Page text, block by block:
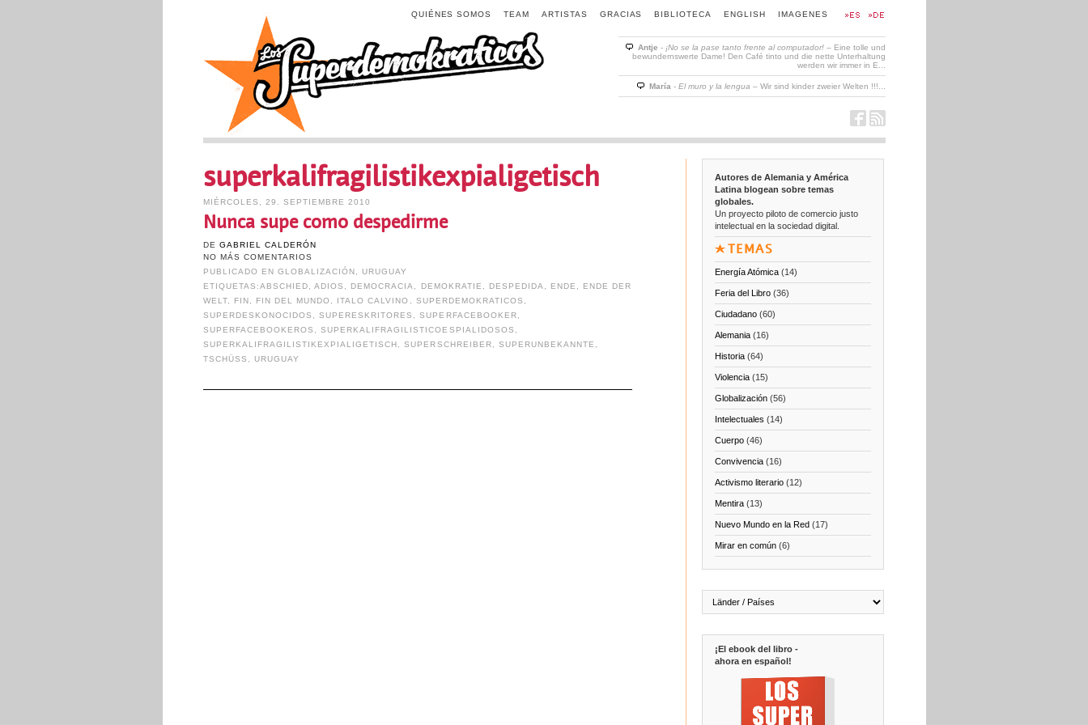
IMAGENES
ENGLISH
BIBLIOTECA
GRACIAS
ARTISTAS
TEAM
QUIÉNES SOMOS
Antje - ¡No se la pase tanto frente al computador!– Eine tolle und
bewundernswerte Dame! Den Café tinto und die nette Unterhaltung
werden wir immer in E...
María - El muro y la lengua – Wir sind kinder zweier Welten !!!...
superkalifragilistikexpialigetisch
MIÉRCOLES, 29. SEPTIEMBRE 2010
Nunca supe como despedirme
DE GABRIEL CALDERÓN
NO MÁS COMENTARIOS
PUBLICADO EN GLOBALIZACIÓN ,URUGUAY
ETIQUETAS:ABSCHIED ,ADIOS DEMOCRACIA DEMOKRATIE DESPEDIDA ENDE
ENDE DER
WELT, FIN FIN DEL MUNDO ITALO CALVINO SUPERDEMOKRATICOS
SUPERDESKONOCIDOS
SUPERESKRITORES ,SUPERFACEBOOKER
SUPERFACEBOOKEROS
SUPERKALIFRAGILISTICOESPIALIDOSOS
SUPERKALIFRAGILISTIKEXPIALIGETISCH
,SUPERSCHREIBER SUPERUNBEKANNTE
TSCHÜSS
URUGUAY
Autores de Alemania y América
Latina blogean sobre temas
globales.
Un proyecto piloto de comercio justo
intelectual en la sociedad digital.
TEMAS
Energía Atómica(14)
Feria del Libro(36)
Ciudadano(60)
Alemania(16)
Historia(64)
Violencia(15)
Globalización(56)
Intelectuales (14)
Cuerpo(46)
Convivencia(16)
Activismo literario(12)
Mentira(13)
Nuevo Mundo en la Red(17)
Mirar en común(6)
¡El ebook del libro -
ahora en español!